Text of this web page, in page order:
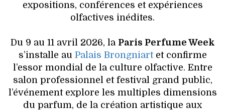
expositions, conférences et expériences
olfactives inédites.
Du 9 au 11 avril 2026, la Paris Perfume Week
s’installe au Palais Brongniartet confirme
l’essor mondial de la culture olfactive. Entre
salon professionnel et festival grand public,
l’événement explore les multiples dimensions
du parfum, de la création artistique aux